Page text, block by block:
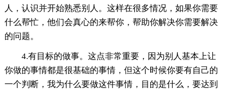
人，认识并开始熟悉别人。这样在很多情况，如果你需要
什么帮忙，他们会真心的来帮你，帮助你解决你需要解决
的问题。
4.有目标的做事。这点非常重要，因为别人基本上让
你做的事情都是很基础的事情，但这个时候你要有自己的
一个判断，我为什么要做这件事情，目的是什么，要达到